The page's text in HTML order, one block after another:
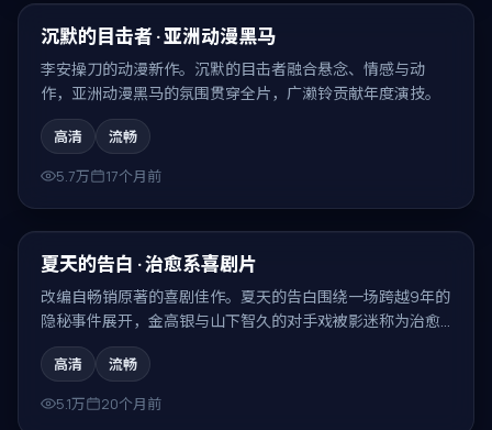
最新
沉默的目击者 · 亚洲动漫黑马
李安操刀的动漫新作。沉默的目击者融合悬念、情感与动
作，亚洲动漫黑马的氛围贯穿全片，广濑铃贡献年度演技。
高清
流畅
5.7万
17个月前
最新
夏天的告白 · 治愈系喜剧片
改编自畅销原著的喜剧佳作。夏天的告白围绕一场跨越9年的
隐秘事件展开，金高银与山下智久的对手戏被影迷称为治愈
系喜剧片的代表场面。
高清
流畅
5.1万
20个月前